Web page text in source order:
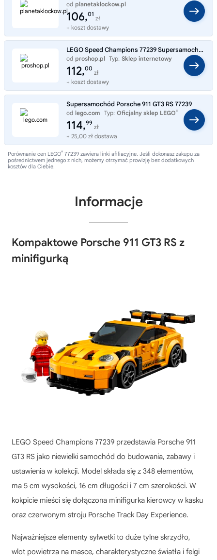
od planetaklockow.pl
Typ: Sklep internetowy
106,01
zł
+ koszt dostawy
LEGO Speed Champions 77239 Supersamochód Porsche 911 GT3 RS
od proshop.pl Typ: Sklep internetowy
112,00
zł
+ koszt dostawy
Supersamochód Porsche 911 GT3 RS 77239
od lego.com Typ: Oficjalny sklep LEGO®
114,99
zł
+ 25,00 zł dostawa
Porównanie cen LEGO® 77239 zawiera linki afiliacyjne. Jeśli dokonasz zakupu za
pośrednictwem jednego z nich, możemy otrzymać prowizję bez dodatkowych
kosztów dla Ciebie.
Informacje
Kompaktowe Porsche 911 GT3 RS z
minifigurką
LEGO Speed Champions 77239 przedstawia Porsche 911
GT3 RS jako niewielki samochód do budowania, zabawy i
ustawienia w kolekcji. Model składa się z 348 elementów,
ma 5 cm wysokości, 16 cm długości i 7 cm szerokości. W
kokpicie mieści się dołączona minifigurka kierowcy w kasku
oraz czerwonym stroju Porsche Track Day Experience.
Najważniejsze elementy sylwetki to duże tylne skrzydło,
wlot powietrza na masce, charakterystyczne światła i felgi